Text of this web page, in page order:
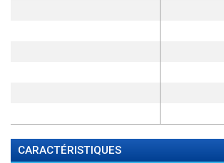
CARACTÉRISTIQUES